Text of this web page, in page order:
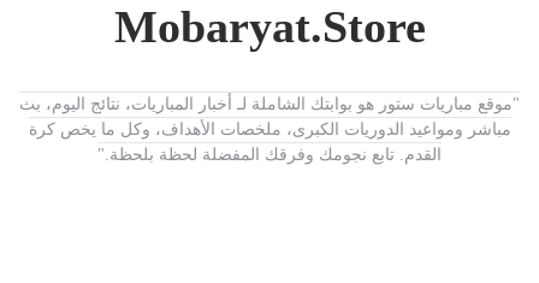
Mobaryat.Store
"موقع مباريات ستور هو بوابتك الشاملة لـ أخبار المباريات، نتائج اليوم، بث
مباشر ومواعيد الدوريات الكبرى، ملخصات الأهداف، وكل ما يخص كرة
القدم. تابع نجومك وفرقك المفضلة لحظة بلحظة."